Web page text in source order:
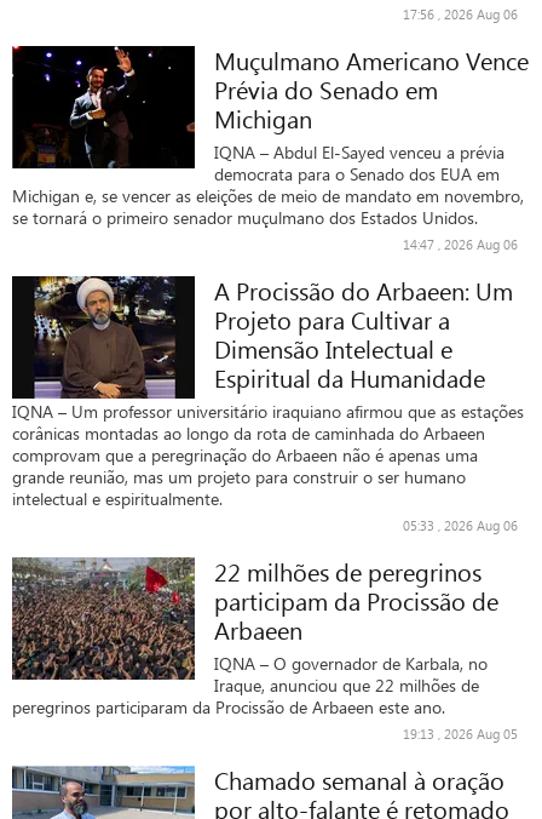
17:56 , 2026 Aug 06
Muçulmano Americano Vence
Prévia do Senado em
Michigan
IQNA – Abdul El-Sayed venceu a prévia
democrata para o Senado dos EUA em
Michigan e, se vencer as eleições de meio de mandato em novembro,
se tornará o primeiro senador muçulmano dos Estados Unidos.
14:47 , 2026 Aug 06
A Procissão do Arbaeen: Um
Projeto para Cultivar a
Dimensão Intelectual e
Espiritual da Humanidade
IQNA – Um professor universitário iraquiano afirmou que as estações
corânicas montadas ao longo da rota de caminhada do Arbaeen
comprovam que a peregrinação do Arbaeen não é apenas uma
grande reunião, mas um projeto para construir o ser humano
intelectual e espiritualmente.
05:33 , 2026 Aug 06
22 milhões de peregrinos
participam da Procissão de
Arbaeen
IQNA – O governador de Karbala, no
Iraque, anunciou que 22 milhões de
peregrinos participaram da Procissão de Arbaeen este ano.
19:13 , 2026 Aug 05
Chamado semanal à oração
por alto-falante é retomado